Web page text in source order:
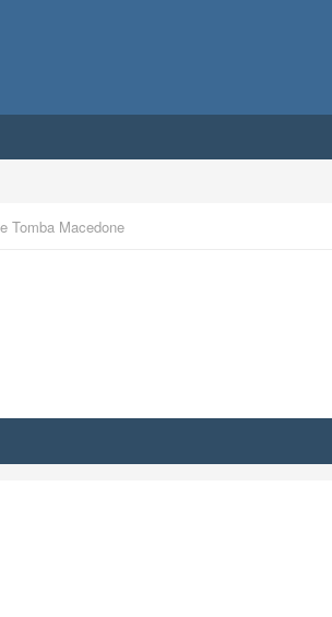
Tomba Macedone